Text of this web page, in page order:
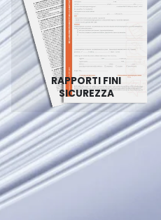
RAPPORTI FINI
SICUREZZA